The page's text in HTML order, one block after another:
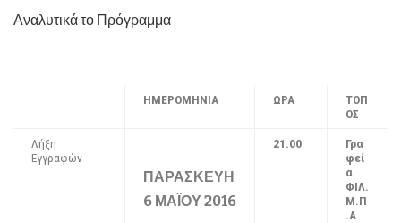
Αναλυτικά το Πρόγραμμα
ΗΜΕΡΟΜΗΝΙΑ ΩΡΑ
ΤΟΠ
ΟΣ
Λήξη
Εγγραφών
ΠΑΡΑΣΚΕΥΗ
6 ΜΑΪΟΥ 2016
21.00
Γρα
φεί
α
ΦΙΛ.
Μ.Π
.Α